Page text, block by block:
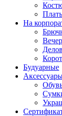
На
Будуарные